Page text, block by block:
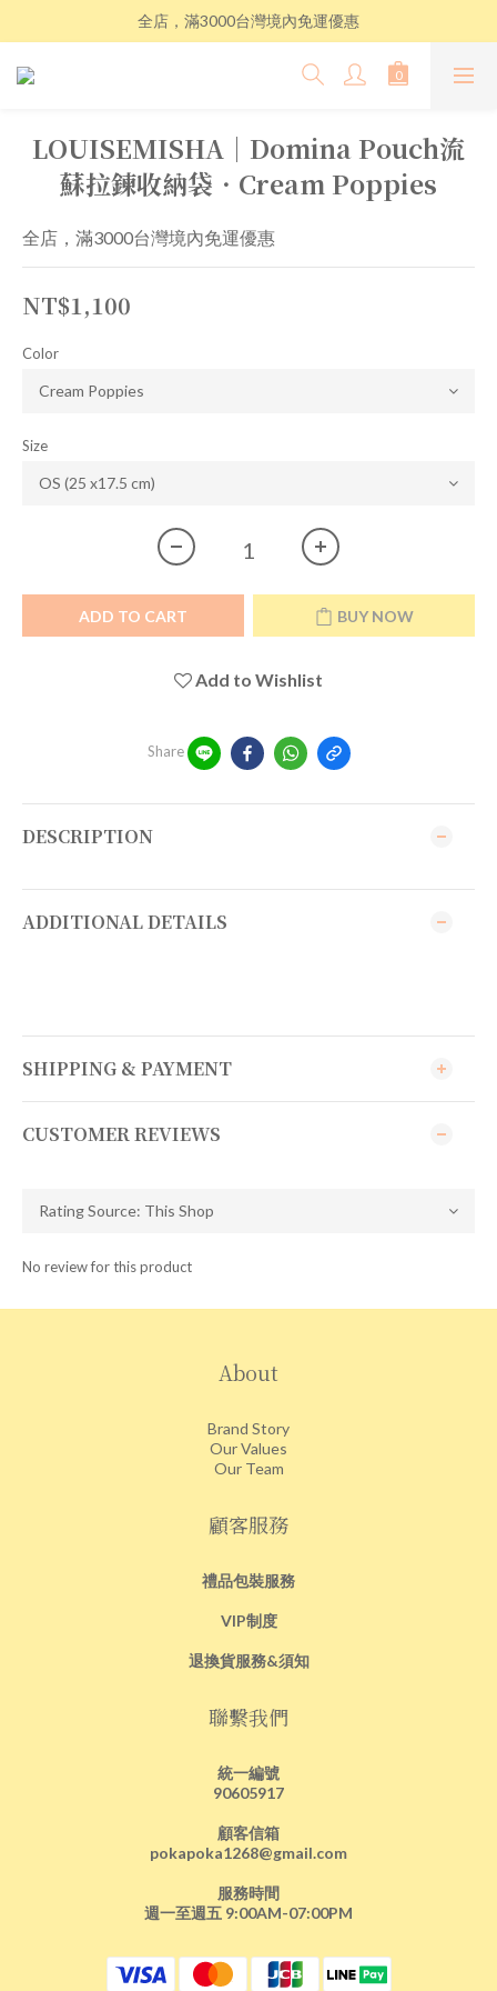
全店，滿3000台灣境內免運優惠
LOUISEMISHA│Domina Pouch流
蘇拉鍊收納袋．Cream Poppies
全店，滿3000台灣境內免運優惠
NT$1,100
Color
Size
ADD TO CART BUY NOW
Add to Wishlist
Share
DESCRIPTION
ADDITIONAL DETAILS
SHIPPING & PAYMENT
CUSTOMER REVIEWS
No review for this product
About
Brand Story
Our Values
Our Team
顧客服務
禮品包裝服務
VIP制度
退換貨服務&須知
聯繫我們
統一編號
90605917
顧客信箱
pokapoka1268@gmail.com
服務時間
週一至週五 9:00AM-07:00PM